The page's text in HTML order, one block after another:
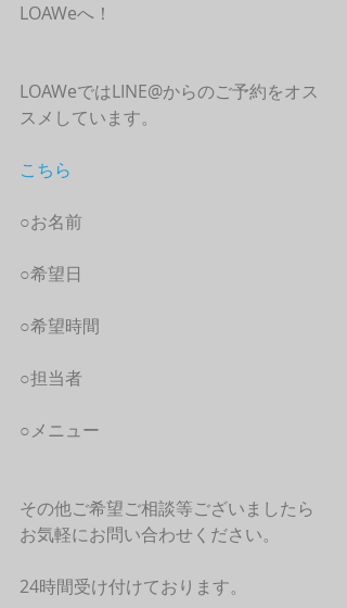
LOAWeへ！
LOAWeではLINE@からのご予約をオス
スメしています。
こちら
○お名前
○希望日
○希望時間
○担当者
○メニュー
その他ご希望ご相談等ございましたら
お気軽にお問い合わせください。
24時間受け付けております。